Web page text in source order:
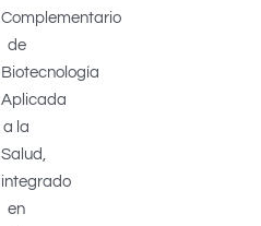
Complementario
de
Biotecnología
Aplicada
a la
Salud,
integrado
en